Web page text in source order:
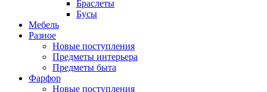
Браслеты
Бусы
Мебель
Разное
Новые поступления
Предметы интерьера
Предметы быта
Фарфор
Новые поступления